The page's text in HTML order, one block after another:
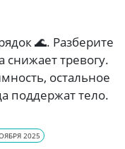
🌊. Разберите
снижает тревогу.
остальное
поддержат тело.
2025